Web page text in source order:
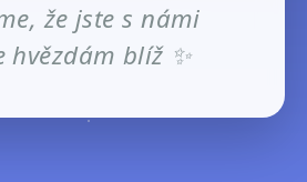
že jste s námi
hvězdám blíž ✨